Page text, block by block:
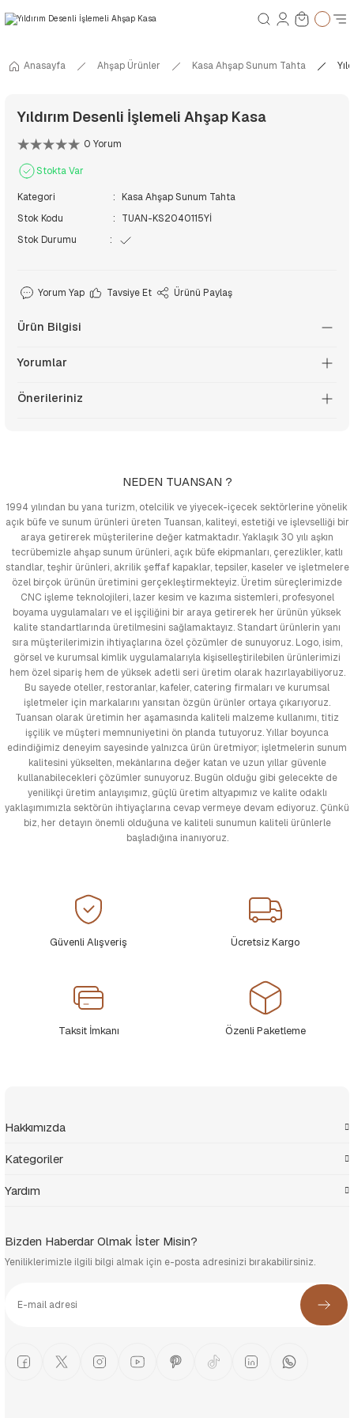
Anasayfa Ahşap Ürünler Kasa Ahşap Sunum Tahta
Yıldırım Desenli İşlemeli Ahşap Kasa
0 Yorum
Stokta Var
Kategori
Kasa Ahşap Sunum Tahta
Stok Kodu
TUAN-KS2040115Yİ
Stok Durumu
Yorum Yap Tavsiye Et Ürünü Paylaş
Ürün Bilgisi
Yorumlar
Önerileriniz
NEDEN TUANSAN ?
1994 yılından bu yana turizm, otelcilik ve yiyecek-içecek sektörlerine yönelik
açık büfe ve sunum ürünleri üreten Tuansan, kaliteyi, estetiği ve işlevselliği bir
araya getirerek müşterilerine değer katmaktadır. Yaklaşık 30 yılı aşkın
tecrübemizle ahşap sunum ürünleri, açık büfe ekipmanları, çerezlikler, katlı
standlar, teşhir ürünleri, akrilik şeffaf kapaklar, tepsiler, kaseler ve işletmelere
özel birçok ürünün üretimini gerçekleştirmekteyiz. Üretim süreçlerimizde
CNC işleme teknolojileri, lazer kesim ve kazıma sistemleri, profesyonel
boyama uygulamaları ve el işçiliğini bir araya getirerek her ürünün yüksek
kalite standartlarında üretilmesini sağlamaktayız. Standart ürünlerin yanı
sıra müşterilerimizin ihtiyaçlarına özel çözümler de sunuyoruz. Logo, isim,
görsel ve kurumsal kimlik uygulamalarıyla kişiselleştirilebilen ürünlerimizi
hem özel sipariş hem de yüksek adetli seri üretim olarak hazırlayabiliyoruz.
Bu sayede oteller, restoranlar, kafeler, catering firmaları ve kurumsal
işletmeler için markalarını yansıtan özgün ürünler ortaya çıkarıyoruz.
Tuansan olarak üretimin her aşamasında kaliteli malzeme kullanımı, titiz
işçilik ve müşteri memnuniyetini ön planda tutuyoruz. Yıllar boyunca
edindiğimiz deneyim sayesinde yalnızca ürün üretmiyor; işletmelerin sunum
kalitesini yükselten, mekânlarına değer katan ve uzun yıllar güvenle
kullanabilecekleri çözümler sunuyoruz. Bugün olduğu gibi gelecekte de
yenilikçi üretim anlayışımız, güçlü üretim altyapımız ve kalite odaklı
yaklaşımımızla sektörün ihtiyaçlarına cevap vermeye devam ediyoruz. Çünkü
biz, her detayın önemli olduğuna ve kaliteli sunumun kaliteli ürünlerle
başladığına inanıyoruz.
Güvenli Alışveriş Ücretsiz Kargo
Taksit İmkanı Özenli Paketleme
Hakkımızda
Kategoriler
Yardım
Bizden Haberdar Olmak İster Misin?
Yeniliklerimizle ilgili bilgi almak için e-posta adresinizi bırakabilirsiniz.